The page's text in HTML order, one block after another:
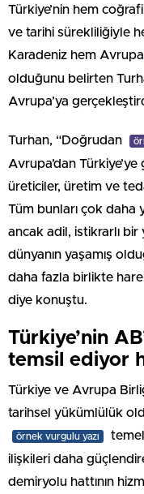
Türkiye’nin hem
ve tarihi sürekliliğiyle
Karadeniz hem Avrupa
olduğunu belirten
Avrupa’ya
Turhan, “Doğrudan
Avrupa’dan
üreticiler, üretim ve
Tüm bunları çok daha
ancak adil, istikrarlı bir
dünyanın yaşamış
daha fazla birlikte
diye konuştu.
Türkiye’nin
temsil ediyor
Türkiye ve Avrupa
tarihsel yükümlülük
örnek vurgulu yazı
ilişkileri daha
demiryolu hattının